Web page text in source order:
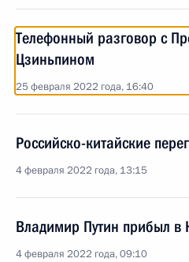
Телефонный разговор с
Цзиньпином
25 февраля 2022 года, 16:40
Российско-китайские
4 февраля 2022 года, 13:15
Владимир Путин прибыл в
4 февраля 2022 года, 09:10